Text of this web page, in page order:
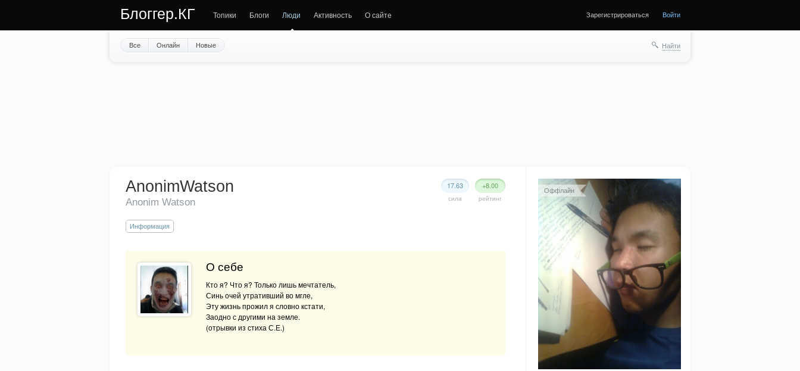
Блоггер.КГ Топики Блоги Люди Активность О сайте Зарегистрироваться Войти
Все Онлайн Новые Найти
Оффлайн
+8.00
рейтинг
17.63
сила
AnonimWatson
Anonim Watson
Информация
О себе
Кто я? Что я? Только лишь мечтатель,
Синь очей утративший во мгле,
Эту жизнь прожил я словно кстати,
Заодно с другими на земле.
(отрывки из стиха С.Е.)